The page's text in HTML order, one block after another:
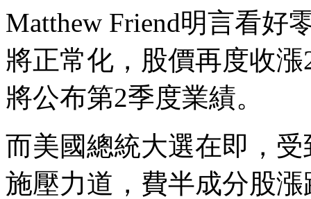
Matthew Friend明言看好
將正常化，股價再度收
將公布第2季度業績。
而美國總統大選在即，
施壓力道，費半成分股